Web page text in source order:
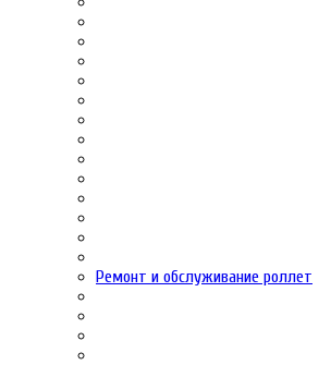
Ремонт и обслуживание роллет